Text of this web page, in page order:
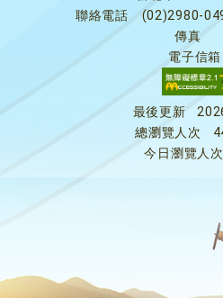
聯絡電話
(02)2980-
傳真
電子信箱
最後更新
總瀏覽人次
今日瀏覽人次